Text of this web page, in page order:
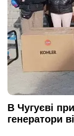
В Чугуєві
генератори